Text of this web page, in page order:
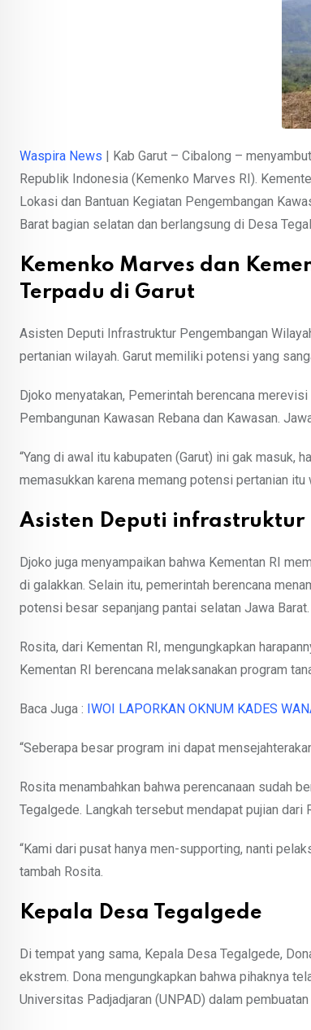
Waspira News | Kab Garut – Cibalong –
Republik Indonesia (Kemenko Marves RI).
Lokasi dan Bantuan Kegiatan Pengembangan
Barat bagian selatan dan berlangsung di Desa
Kemenko Marves dan
Terpadu di Garut
Asisten Deputi Infrastruktur Pengembangan
pertanian wilayah. Garut memiliki potensi yang
Djoko menyatakan, Pemerintah berencana
Pembangunan Kawasan Rebana dan Kawasan.
“Yang di awal itu kabupaten (Garut) ini gak masuk,
memasukkan karena memang potensi pertanian itu
Asisten Deputi infrastruktur
Djoko juga menyampaikan bahwa Kementan RI
di galakkan. Selain itu, pemerintah berencana
potensi besar sepanjang pantai selatan Jawa Barat.
Rosita, dari Kementan RI, mengungkapkan
Kementan RI berencana melaksanakan program
Baca Juga : IWOI LAPORKAN OKNUM KADES
“Seberapa besar program ini dapat
Rosita menambahkan bahwa perencanaan sudah
Tegalgede. Langkah tersebut mendapat pujian
“Kami dari pusat hanya men-supporting, nanti
tambah Rosita.
Kepala Desa Tegalgede
Di tempat yang sama, Kepala Desa Tegalgede,
ekstrem. Dona mengungkapkan bahwa pihaknya
Universitas Padjadjaran (UNPAD) dalam